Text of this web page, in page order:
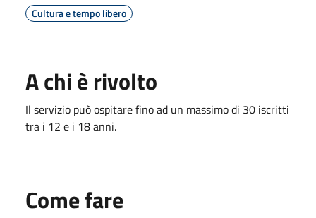
Cultura e tempo libero
A chi è rivolto
Il servizio può ospitare fino ad un massimo di 30 iscritti
tra i 12 e i 18 anni.
Come fare